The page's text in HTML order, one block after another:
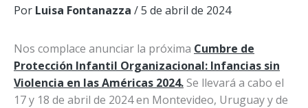
Por Luisa Fontanazza /5 de abril de 2024
Nos complace anunciar la próxima Cumbre de
Protección Infantil Organizacional: Infancias sin
Violencia en las Américas 2024.Se llevará a cabo el
17 y 18 de abril de 2024 en Montevideo, Uruguay y de